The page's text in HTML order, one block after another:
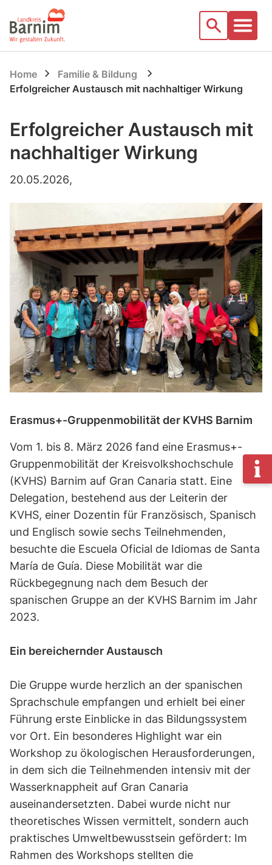
Startseite
Suche
Home
Familie & Bildung
Erfolgreicher Austausch mit nachhaltiger Wirkung
Erfolgreicher Austausch mit
nachhaltiger Wirkung
20.05.2026,
Erasmus+-Gruppenmobilität der KVHS Barnim
Vom 1. bis 8. März 2026 fand eine Erasmus+-
Gruppenmobilität der Kreisvolkshochschule
(KVHS) Barnim auf Gran Canaria statt. Eine
Delegation, bestehend aus der Leiterin der
KVHS, einer Dozentin für Französisch, Spanisch
und Englisch sowie sechs Teilnehmenden,
besuchte die Escuela Oficial de Idiomas de Santa
María de Guía. Diese Mobilität war die
Rückbegegnung nach dem Besuch der
spanischen Gruppe an der KVHS Barnim im Jahr
2023.
Ein bereichernder Austausch
Die Gruppe wurde herzlich an der spanischen
Sprachschule empfangen und erhielt bei einer
Führung erste Einblicke in das Bildungssystem
vor Ort. Ein besonderes Highlight war ein
Workshop zu ökologischen Herausforderungen,
in dem sich die Teilnehmenden intensiv mit der
Wasserknappheit auf Gran Canaria
auseinandersetzten. Dabei wurde nicht nur
theoretisches Wissen vermittelt, sondern auch
praktisches Umweltbewusstsein gefördert: Im
Rahmen des Workshops stellten die